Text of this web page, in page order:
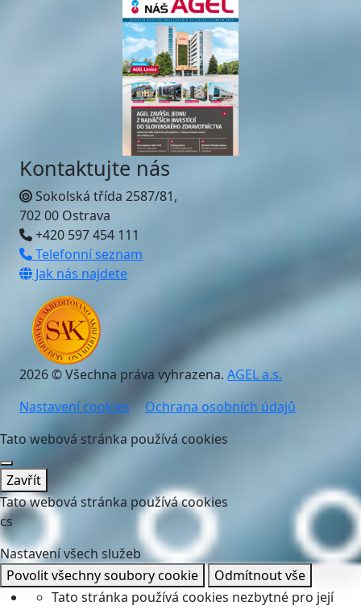
Kontaktujte nás
Sokolská třída 2587/81,
702 00 Ostrava
+420 597 454 111
Telefonní seznam
Jak nás najdete
2026 © Všechna práva vyhrazena. AGEL a.s.
Nastavení cookies
Ochrana osobních údajů
Tato webová stránka používá cookies
Zavřít
Tato webová stránka používá cookies
cs
Nastavení všech služeb
Povolit všechny soubory cookie
Odmítnout vše
Tato stránka používá cookies nezbytné pro její